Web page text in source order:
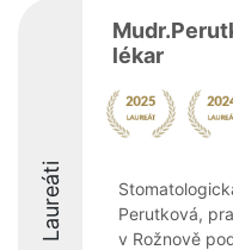
Laureáti
lékar
Perutková,
v Rožnově